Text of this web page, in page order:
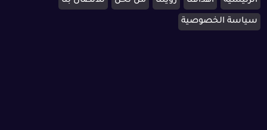
سياسة الخصوصية